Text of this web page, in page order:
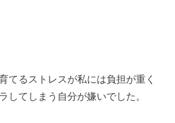
てるストレスが私には負担が重く
してしまう自分が嫌いでした。